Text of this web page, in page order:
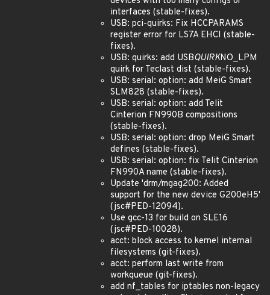
interfaces (stable-fixes).
USB: pci-quirks: Fix HCCPARAMS
register error for LS7A EHCI (stable-
fixes).
USB: quirks: add USBQUIRKNO_LPM
quirk for Teclast dist (stable-fixes).
USB: serial: option: add MeiG Smart
SLM828 (stable-fixes).
USB: serial: option: add Telit
Cinterion FN990B compositions
(stable-fixes).
USB: serial: option: drop MeiG Smart
defines (stable-fixes).
USB: serial: option: fix Telit Cinterion
FN990A name (stable-fixes).
Update 'drm/mgag200: Added
support for the new device G200eH5'
(jsc#PED-12094).
Use gcc-13 for build on SLE16
(jsc#PED-10028).
acct: block access to kernel internal
filesystems (git-fixes).
acct: perform last write from
workqueue (git-fixes).
add nf_tables for iptables non-legacy